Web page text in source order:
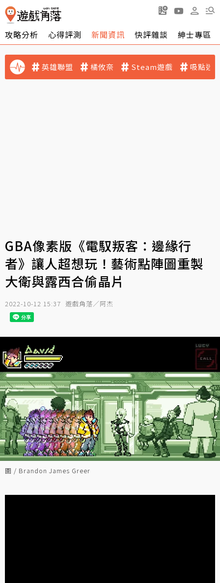
攻略分析 心得評測 新聞資訊 快評雜談 紳士專區
英雄聯盟 橘攸奈 Steam遊戲 吸點迷
GBA像素版《電馭叛客：邊緣行
者》讓人超想玩！藝術點陣圖重製
大衛與露西合偷晶片
2022-10-12 15:37 遊戲角落／阿杰
圖 / Brandon James Greer